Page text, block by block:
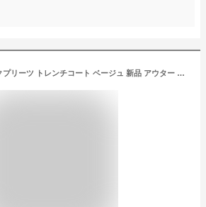
[送料無料] バックプリーツ トレンチコート ベージュ 新品 アウター コート トレンチコート レディース ロング 無地 長袖 通勤 OL おしゃれ 春 秋 30代 40代 人気 2019 新作 韓国 コーデ